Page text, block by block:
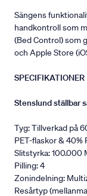
Sängens
handkontroll som
(Bed Control) som
och Apple Store
SPECIFIKATIONER
Stenslund ställbar
Tyg: Tillverkad på
PET-flaskor & 40%
Slitstyrka: 100.000
Pilling: 4
Zonindelning:
Resårtyp